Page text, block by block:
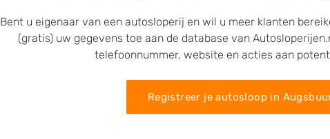
Bent u eigenaar van een autosloperij en wil u meer klanten
(gratis) uw gegevens toe aan de database van
telefoonnummer, website en acties aan
Registreer je autosloop in